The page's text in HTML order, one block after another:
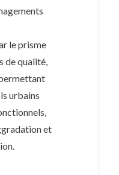
le prisme
de qualité,
urbains
et